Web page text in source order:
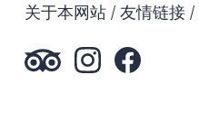
关于本网站 友情链接